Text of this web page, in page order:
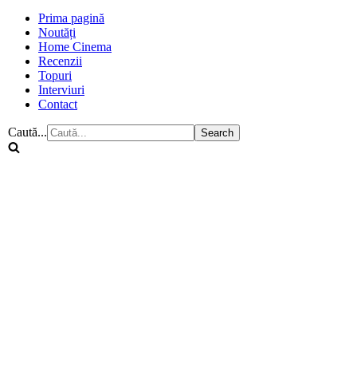
Prima pagină
Noutăți
Home Cinema
Recenzii
Topuri
Interviuri
Contact
Caută...